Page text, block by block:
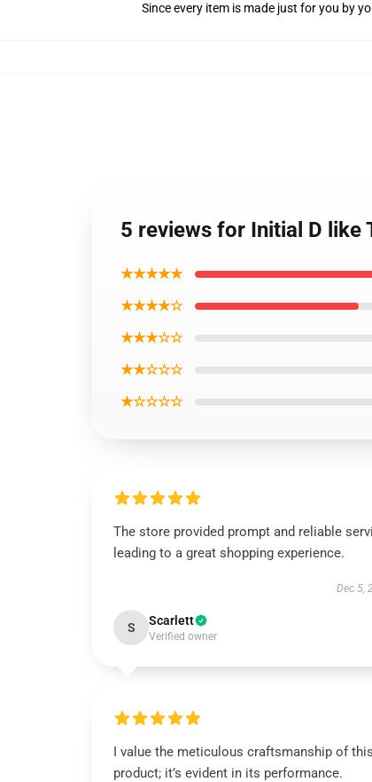
Since every item is made just for you by
5 reviews for Initial D like
★★★★★
★★★★☆
★★★☆☆
★★☆☆☆
★☆☆☆☆
The store provided prompt and reliable
leading to a great shopping experience.
Dec 5,
S Scarlett
Verified owner
I value the meticulous craftsmanship of this
product; it’s evident in its performance.